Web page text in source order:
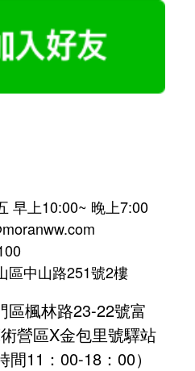
早上10:00~ 晚上7:00
區中山路251號2樓
區楓林路23-22號富
X金包里號驛站
00-18：00）